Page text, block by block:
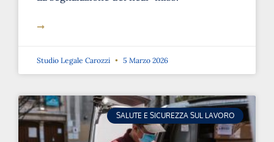
➞
Studio Legale Carozzi 5 Marzo 2026
SALUTE E SICUREZZA SUL LAVORO